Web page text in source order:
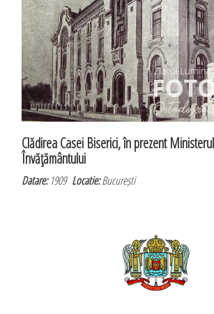
Clădirea Casei Biserici, în prezent
Învăţământului
Datare:1909Locatie:București